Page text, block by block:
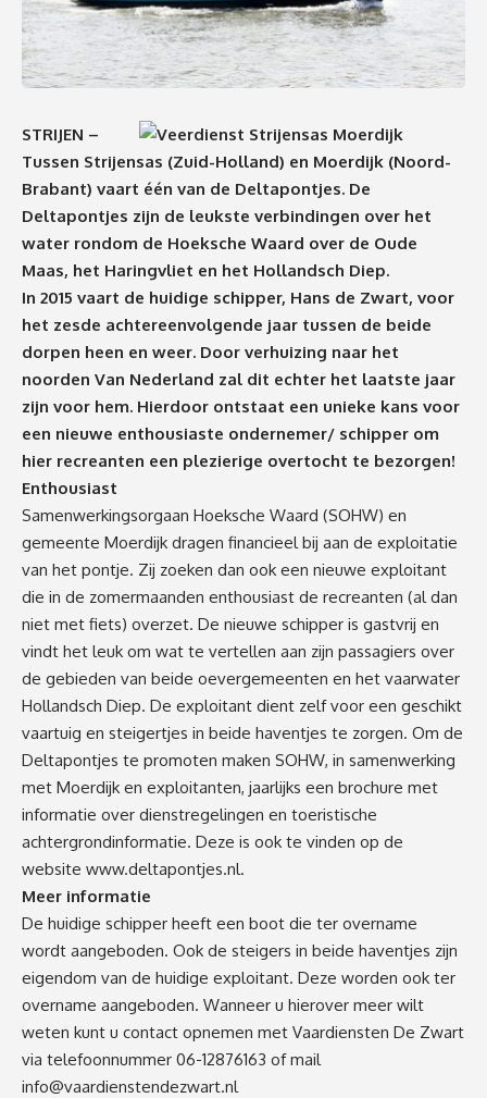
STRIJEN –
Tussen Strijensas (Zuid-Holland) en Moerdijk (Noord-
Brabant) vaart één van de Deltapontjes. De
Deltapontjes zijn de leukste verbindingen over het
water rondom de Hoeksche Waard over de Oude
Maas, het Haringvliet en het Hollandsch Diep.
In 2015 vaart de huidige schipper, Hans de Zwart, voor
het zesde achtereenvolgende jaar tussen de beide
dorpen heen en weer. Door verhuizing naar het
noorden Van Nederland zal dit echter het laatste jaar
zijn voor hem. Hierdoor ontstaat een unieke kans voor
een nieuwe enthousiaste ondernemer/ schipper om
hier recreanten een plezierige overtocht te bezorgen!
Enthousiast
Samenwerkingsorgaan Hoeksche Waard (SOHW) en
gemeente Moerdijk dragen financieel bij aan de exploitatie
van het pontje. Zij zoeken dan ook een nieuwe exploitant
die in de zomermaanden enthousiast de recreanten (al dan
niet met fiets) overzet. De nieuwe schipper is gastvrij en
vindt het leuk om wat te vertellen aan zijn passagiers over
de gebieden van beide oevergemeenten en het vaarwater
Hollandsch Diep. De exploitant dient zelf voor een geschikt
vaartuig en steigertjes in beide haventjes te zorgen. Om de
Deltapontjes te promoten maken SOHW, in samenwerking
met Moerdijk en exploitanten, jaarlijks een brochure met
informatie over dienstregelingen en toeristische
achtergrondinformatie. Deze is ook te vinden op de
website www.deltapontjes.nl.
Meer informatie
De huidige schipper heeft een boot die ter overname
wordt aangeboden. Ook de steigers in beide haventjes zijn
eigendom van de huidige exploitant. Deze worden ook ter
overname aangeboden. Wanneer u hierover meer wilt
weten kunt u contact opnemen met Vaardiensten De Zwart
via telefoonnummer 06-12876163 of mail
info@vaardienstendezwart.nl